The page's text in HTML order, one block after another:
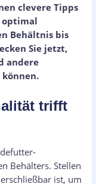
clevere Tipps
optimal
Behältnis bis
Sie jetzt,
andere
trifft
Behälters. Stellen
ist, um